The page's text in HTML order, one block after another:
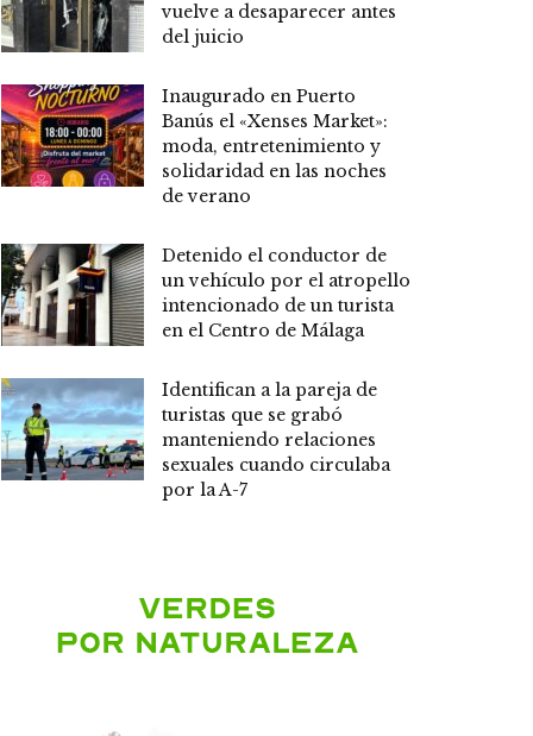
vuelve a desaparecer antes
del juicio
Inaugurado en Puerto
Banús el «Xenses Market»:
moda, entretenimiento y
solidaridad en las noches
de verano
Detenido el conductor de
un vehículo por el atropello
intencionado de un turista
en el Centro de Málaga
Identifican a la pareja de
turistas que se grabó
manteniendo relaciones
sexuales cuando circulaba
por la A-7